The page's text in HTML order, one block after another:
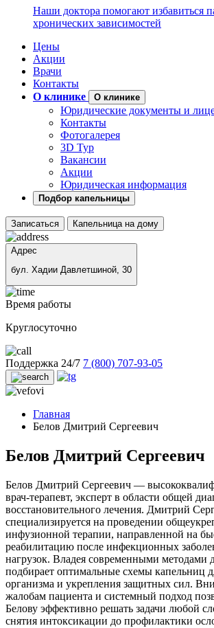
Наши доктора помогают избавиться
хронических зависимостей
Цены
Акции
Врачи
Контакты
О клинике
О клинике
Юридические документы и
Контакты
Фотогалерея
3D Тур
Вакансии
Акции
Юридическая информация
Подбор капельницы
Записаться Капельница на дому
Адрес
бул. Хадии Давлетшиной, 30
Время работы
Круглосуточно
Поддержка 24/7 7 (800) 707-93-05
Главная
Белов Дмитрий Сергеевич
Белов Дмитрий Сергеевич
Белов Дмитрий Сергеевич —
врач-терапевт, эксперт в области общей
восстановительного лечения. Дмитрий
специализируется на проведении
инфузионной терапии, направленной на
реабилитацию после инфекционных
нагрузок. Владея современными методами
подбирает оптимальные схемы капельниц
организма и укрепления защитных сил.
жалобам пациента и системный подход
Белову эффективно решать задачи любой
снятия интоксикации до профилактики